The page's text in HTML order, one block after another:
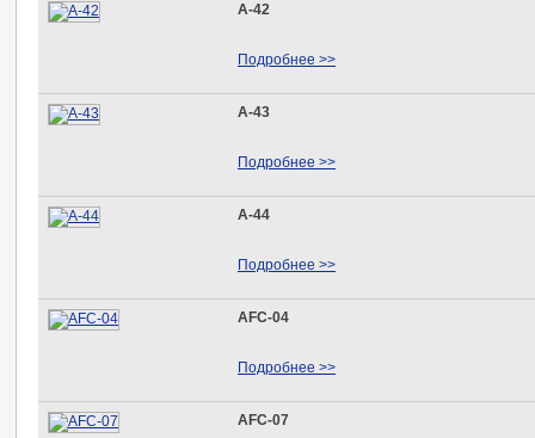
А-42
Подробнее >>
А-43
Подробнее >>
А-44
Подробнее >>
AFC-04
Подробнее >>
AFC-07